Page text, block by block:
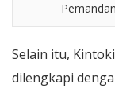
Selain itu,
dilengkapi